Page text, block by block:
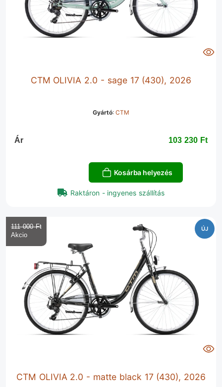
CTM OLIVIA 2.0 - sage 17 (430), 2026
Gyártó:CTM
Ár 103 230 Ft‎
Kosárba helyezés
Raktáron - ingyenes szállítás
ÚJ
CTM OLIVIA 2.0 - matte black 17 (430), 2026
111 000 Ft‎